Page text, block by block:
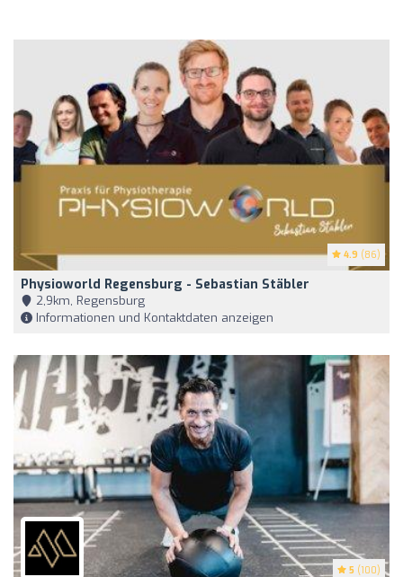
4.9 (86)
Physioworld Regensburg - Sebastian Stäbler
2,9km, Regensburg
Informationen und Kontaktdaten anzeigen
5 (100)